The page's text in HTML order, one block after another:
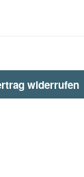
widerrufen